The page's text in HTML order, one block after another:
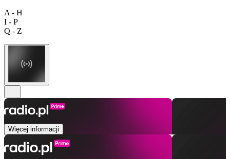
A - H
I - P
Q - Z
Więcej informacji